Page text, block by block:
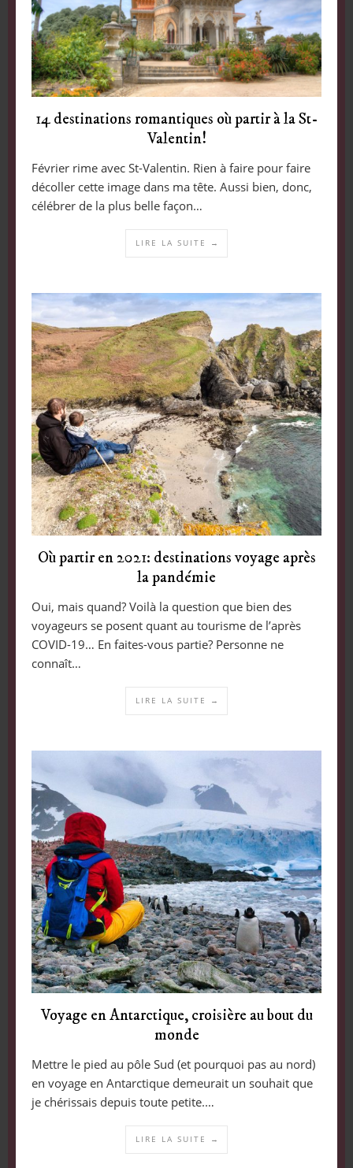
14 destinations romantiques où partir à la St-
Valentin!
Février rime avec St-Valentin. Rien à faire pour faire
décoller cette image dans ma tête. Aussi bien, donc,
célébrer de la plus belle façon…
LIRE LA SUITE →
Où partir en 2021: destinations voyage après
la pandémie
Oui, mais quand? Voilà la question que bien des
voyageurs se posent quant au tourisme de l’après
COVID-19… En faites-vous partie? Personne ne
connaît…
LIRE LA SUITE →
Voyage en Antarctique, croisière au bout du
monde
Mettre le pied au pôle Sud (et pourquoi pas au nord)
en voyage en Antarctique demeurait un souhait que
je chérissais depuis toute petite.…
LIRE LA SUITE →